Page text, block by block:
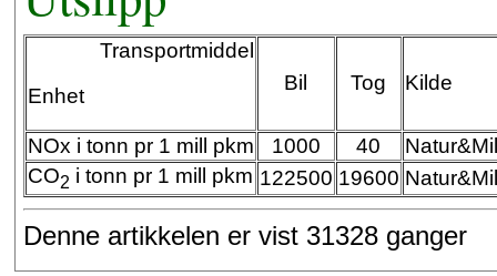
Transportmiddel
Enhet
Bil Tog Kilde
NOx i tonn pr 1 mill pkm 1000 40
CO2 i tonn pr 1 mill pkm 122500 19600
Denne artikkelen er vist 31328 ganger